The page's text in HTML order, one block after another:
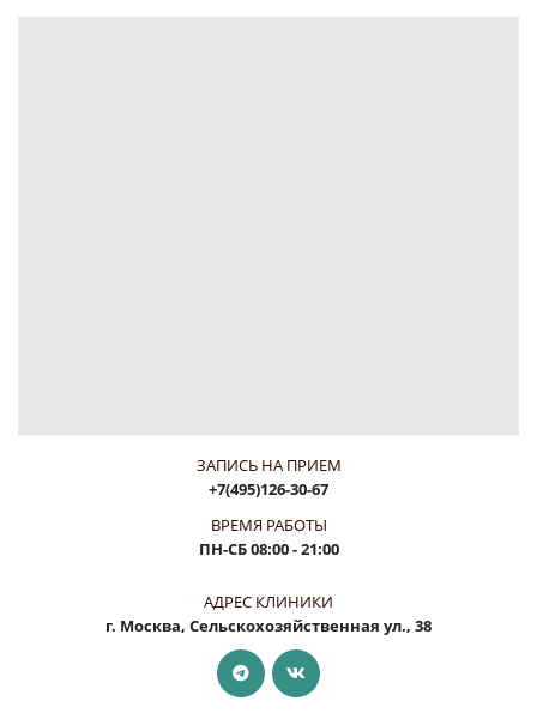
ЗАПИСЬ НА ПРИЕМ
+7(495)126-30-67
ВРЕМЯ РАБОТЫ
ПН-СБ08:00 - 21:00
АДРЕС КЛИНИКИ
г. Москва, Сельскохозяйственная ул., 38